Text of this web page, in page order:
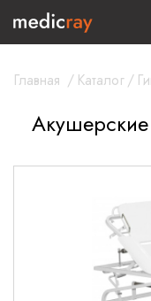
Главная / Каталог/
Акушерские